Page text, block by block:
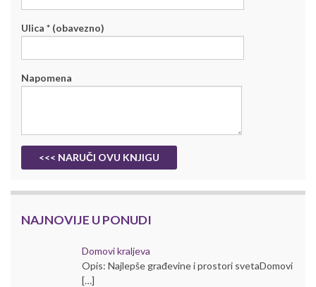
Ulica * (obavezno)
Napomena
NAJNOVIJE U PONUDI
Domovi kraljeva
Opis: Najlepše građevine i prostori svetaDomovi
[…]